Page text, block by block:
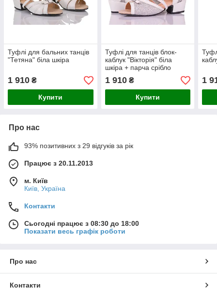
Туфлі для бальних танців
"Тетяна" біла шкіра
1 910 ₴
Купити
Туфлі для танців блок-
каблук "Вікторія" біла
шкіра + парча срібло
1 910₴
Купити
1
Про нас
93% позитивних з 29 відгуків за рік
Працює з 20.11.2013
м. Київ
Київ, Україна
Контакти
Сьогодні працює з 08:30 до 18:00
Показати весь графік роботи
Про нас
Контакти